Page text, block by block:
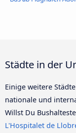
Städte in der
Einige weitere
nationale und
Willst Du
L'Hospitalet de